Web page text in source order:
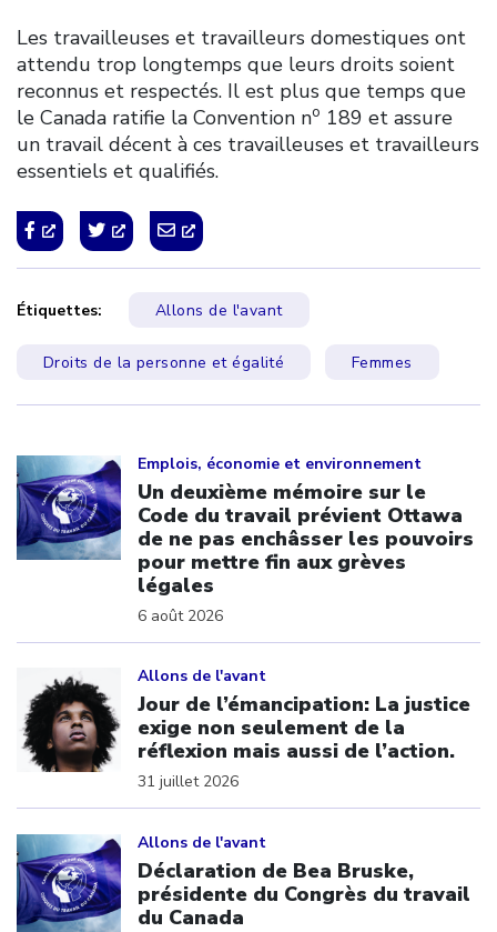
Les travailleuses et travailleurs domestiques ont
attendu trop longtemps que leurs droits soient
reconnus et respectés. Il est plus que temps que
le Canada ratifie la Convention no 189 et assure
un travail décent à ces travailleuses et travailleurs
essentiels et qualifiés.
Étiquettes: Allons de l'avant
Droits de la personne et égalité Femmes
Emplois, économie et environnement
Un deuxième mémoire sur le
Code du travail prévient Ottawa
de ne pas enchâsser les pouvoirs
pour mettre fin aux grèves
légales
6 août 2026
Allons de l'avant
Jour de l’émancipation: La justice
exige non seulement de la
réflexion mais aussi de l’action.
31 juillet 2026
Allons de l'avant
Déclaration de Bea Bruske,
présidente du Congrès du travail
du Canada